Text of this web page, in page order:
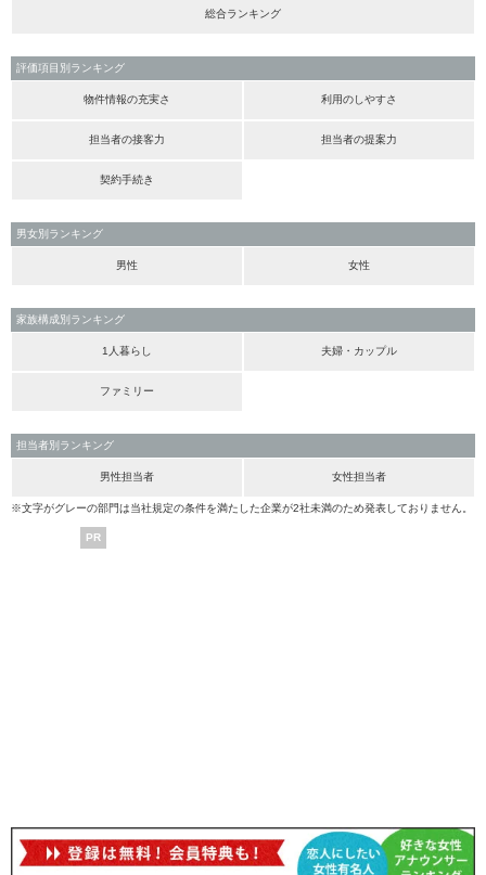
総合ランキング
評価項目別ランキング
物件情報の充実さ 利用のしやすさ
担当者の接客力 担当者の提案力
契約手続き
男女別ランキング
男性 女性
家族構成別ランキング
1人暮らし 夫婦・カップル
ファミリー
担当者別ランキング
男性担当者 女性担当者
※文字がグレーの部門は当社規定の条件を満たした企業が2社未満のため発表しておりません。
PR